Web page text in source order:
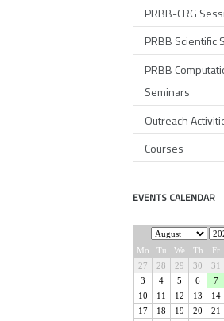
PRBB-CRG
PRBB Scientific
PRBB
Seminars
Outreach
Courses
EVENTS CALENDAR